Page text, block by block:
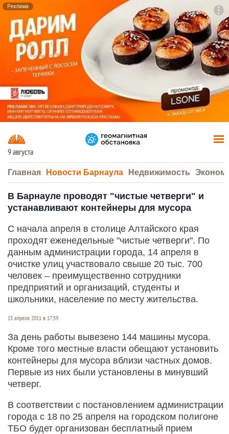
Реклама
9 августа
Главная Новости Барнаула Недвижимость
В Барнауле проводят "чистые четверги" и
устанавливают контейнеры для мусора
С начала апреля в столице Алтайского края
проходят еженедельные "чистые четверги". По
данным администрации города, 14 апреля в
очистке улиц участвовало свыше 20 тыс. 700
человек – преимущественно сотрудники
предприятий и организаций, студенты и
школьники, население по месту жительства.
15 апреля 2011 в 17:59
За день работы вывезено 144 машины мусора.
Кроме того местные власти обещают установить
контейнеры для мусора вблизи частных домов.
Первые из них были установлены в минувший
четверг.
В соответствии с постановлением администрации
города с 18 по 25 апреля на городском полигоне
ТБО будет организован бесплатный прием